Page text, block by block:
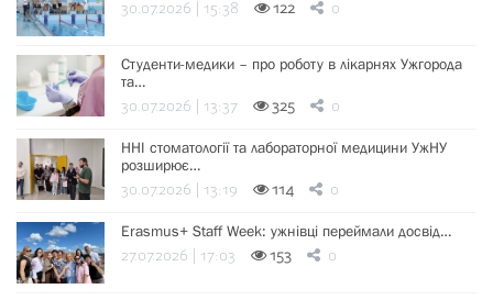
30.07.2026 | 15:38 122 0
Студенти-медики – про роботу в лікарнях Ужгорода
та…
30.07.2026 | 13:37 325 0
ННІ стоматології та лабораторної медицини УжНУ
розширює…
30.07.2026 | 13:19 114 0
Erasmus+ Staff Week: ужнівці переймали досвід…
27.07.2026 | 17:03 153 0